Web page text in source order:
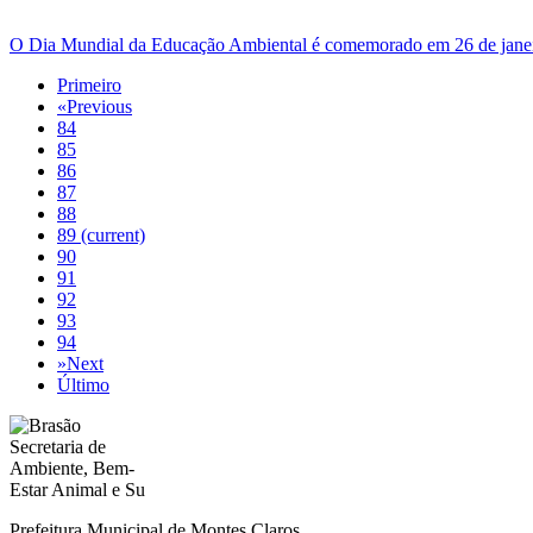
O Dia Mundial da Educação Ambiental é comemorado em 26 de
Primeiro
«Previous
84
85
86
87
88
89 (current)
90
91
92
93
94
»Next
Último